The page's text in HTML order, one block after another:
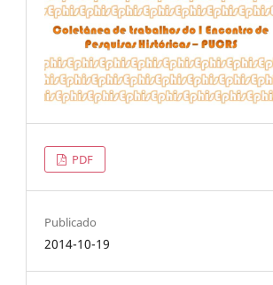
PDF
Publicado
2014-10-19